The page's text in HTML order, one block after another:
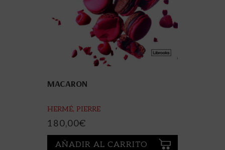
MACARON
HERMÉ, PIERRE
180,00€
AÑADIR AL CARRITO